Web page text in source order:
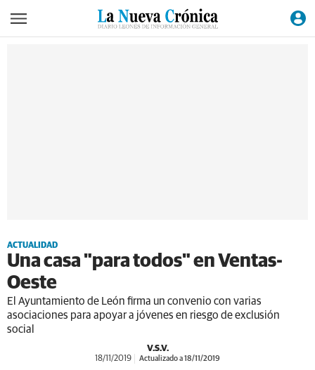
ACTUALIDAD
Una casa "para todos" en Ventas-
Oeste
El Ayuntamiento de León firma un convenio con varias
asociaciones para apoyar a jóvenes en riesgo de exclusión
social
V.S.V.
18/11/2019 Actualizado a 18/11/2019